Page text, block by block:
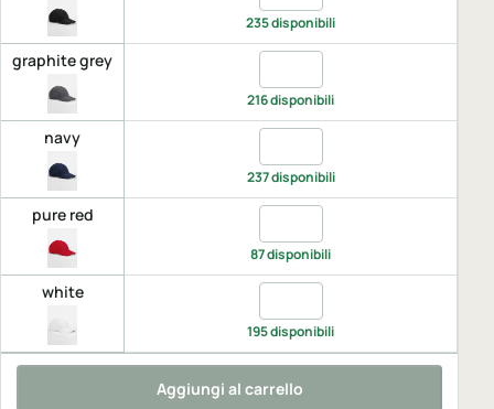
235 disponibili
graphite grey
216 disponibili
navy
237 disponibili
pure red
87 disponibili
white
195 disponibili
Aggiungi al carrello